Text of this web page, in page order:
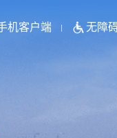
机客户端 无障